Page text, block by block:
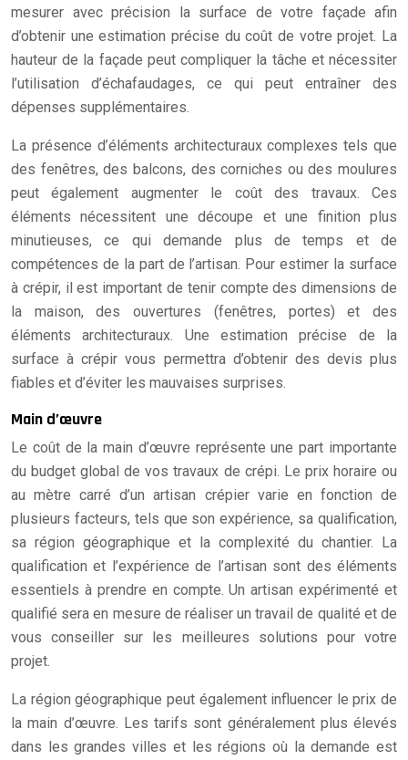
mesurer avec précision la surface de votre façade afin
d’obtenir une estimation précise du coût de votre projet. La
hauteur de la façade peut compliquer la tâche et nécessiter
l’utilisation d’échafaudages, ce qui peut entraîner des
dépenses supplémentaires.
La présence d’éléments architecturaux complexes tels que
des fenêtres, des balcons, des corniches ou des moulures
peut également augmenter le coût des travaux. Ces
éléments nécessitent une découpe et une finition plus
minutieuses, ce qui demande plus de temps et de
compétences de la part de l’artisan. Pour estimer la surface
à crépir, il est important de tenir compte des dimensions de
la maison, des ouvertures (fenêtres, portes) et des
éléments architecturaux. Une estimation précise de la
surface à crépir vous permettra d’obtenir des devis plus
fiables et d’éviter les mauvaises surprises.
Main d’œuvre
Le coût de la main d’œuvre représente une part importante
du budget global de vos travaux de crépi. Le prix horaire ou
au mètre carré d’un artisan crépier varie en fonction de
plusieurs facteurs, tels que son expérience, sa qualification,
sa région géographique et la complexité du chantier. La
qualification et l’expérience de l’artisan sont des éléments
essentiels à prendre en compte. Un artisan expérimenté et
qualifié sera en mesure de réaliser un travail de qualité et de
vous conseiller sur les meilleures solutions pour votre
projet.
La région géographique peut également influencer le prix de
la main d’œuvre. Les tarifs sont généralement plus élevés
dans les grandes villes et les régions où la demande est